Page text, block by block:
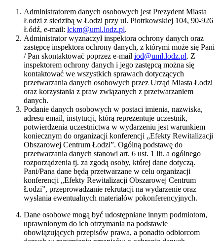
Administratorem danych osobowych jest Prezydent Miasta
Łodzi z siedzibą w Łodzi przy ul. Piotrkowskiej 104, 90-926
Łódź, e-mail: lckm@uml.lodz.pl.
Administrator wyznaczył inspektora ochrony danych oraz
zastępcę inspektora ochrony danych, z którymi może się Pani
/ Pan skontaktować poprzez e-mail iod@uml.lodz.pl. Z
inspektorem ochrony danych i jego zastępcą można się
kontaktować we wszystkich sprawach dotyczących
przetwarzania danych osobowych przez Urząd Miasta Łodzi
oraz korzystania z praw związanych z przetwarzaniem
danych.
Podanie danych osobowych w postaci imienia, nazwiska,
adresu email, instytucji, którą reprezentuje uczestnik,
potwierdzenia uczestnictwa w wydarzeniu jest warunkiem
koniecznym do organizacji konferencji „Efekty Rewitalizacji
Obszarowej Centrum Łodzi”. Ogólną podstawę do
przetwarzania danych stanowi art. 6 ust. 1 lit. a ogólnego
rozporządzenia tj. za zgodą osoby, której dane dotyczą.
Pani/Pana dane będą przetwarzane w celu organizacji
konferencji „Efekty Rewitalizacji Obszarowej Centrum
Łodzi”, przeprowadzanie rekrutacji na wydarzenie oraz
wysłania ewentualnych materiałów pokonferencyjnych.
Dane osobowe mogą być udostępniane innym podmiotom,
uprawnionym do ich otrzymania na podstawie
obowiązujących przepisów prawa, a ponadto odbiorcom